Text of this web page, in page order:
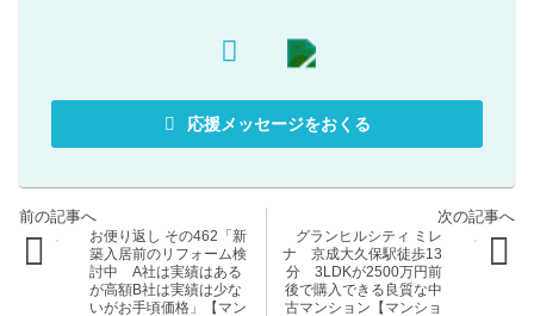
応援メッセージをおくる
お便り返し その462「新
築入居前のリフォーム検
討中 A社は実績はある
が高額B社は実績は少な
いがお手頃価格」【マン
グランヒルシティ ミレ
ナ 京成大久保駅徒歩13
分 3LDKが2500万円前
後で購入できる良質な中
古マンション【マンショ